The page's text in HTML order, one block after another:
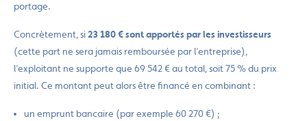
portage.
Concrètement, si23 180 € sont apportés par les investisseurs
(cette part ne sera jamais remboursée par l’entreprise),
l’exploitant ne supporte que 69 542 € au total, soit 75 % du prix
initial. Ce montant peut alors être financé en combinant :
un emprunt bancaire (par exemple 60 270 €) ;